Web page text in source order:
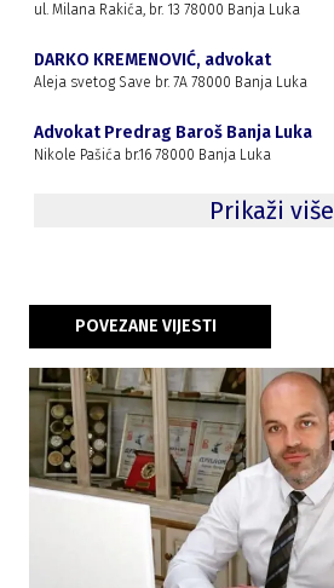
ul. Milana Rakića, br. 13 78000 Banja Luka
DARKO KREMENOVIĆ, advokat
Aleja svetog Save br. 7A 78000 Banja Luka
Advokat Predrag Baroš Banja Luka
Nikole Pašića br.16 78000 Banja Luka
Prikaži više
POVEZANE VIJESTI